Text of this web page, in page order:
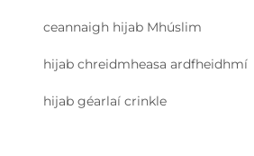
ceannaigh hijab Mhúslim
hijab chreidmheasa ardfheidhmí
hijab géarlaí crinkle